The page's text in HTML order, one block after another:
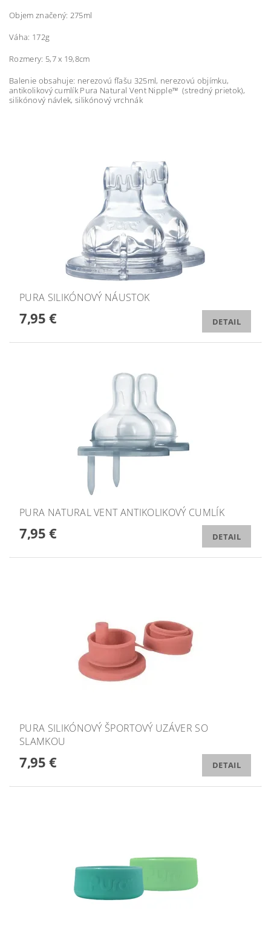
Objem značený: 275ml
Váha: 172g
Rozmery: 5,7 x 19,8cm
Balenie obsahuje: nerezovú fľašu 325ml, nerezovú objímku,
antikolikový cumlík Pura Natural Vent Nipple™ (stredný prietok),
silikónový návlek, silikónový vrchnák
PURA SILIKÓNOVÝ NÁUSTOK
7,95 € DETAIL
PURA NATURAL VENT ANTIKOLIKOVÝ CUMLÍK
7,95 € DETAIL
PURA SILIKÓNOVÝ ŠPORTOVÝ UZÁVER SO
SLAMKOU
7,95 € DETAIL